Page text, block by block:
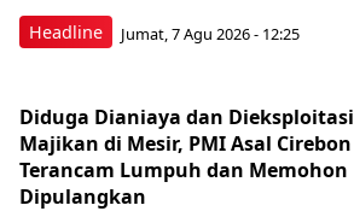
Headline Jumat, 7 Agu 2026 - 12:25
Diduga Dianiaya dan Dieksploitasi
Majikan di Mesir, PMI Asal Cirebon
Terancam Lumpuh dan Memohon
Dipulangkan